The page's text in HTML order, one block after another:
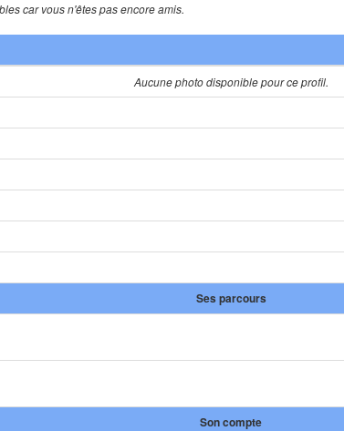
car vous n'êtes pas encore amis.
Aucune photo disponible pour ce profil.
Ses parcours
Son compte